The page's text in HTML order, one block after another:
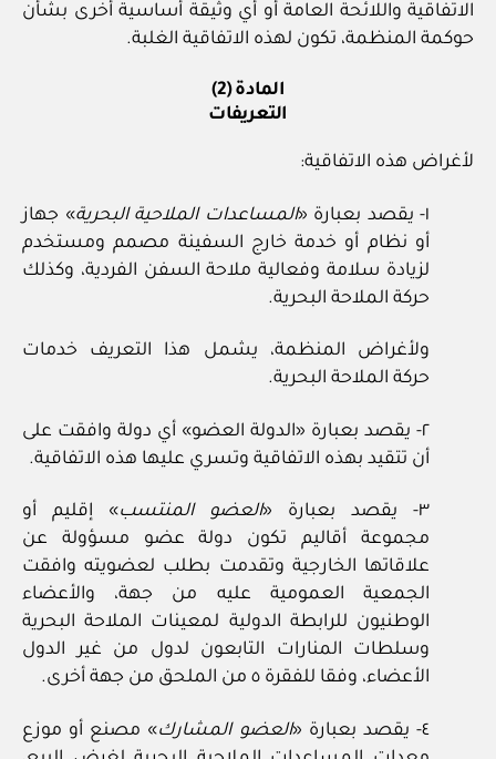
الاتفاقية واللائحة العامة أو أي وثيقة أساسية أخرى بشأن
حوكمة المنظمة، تكون لهذه الاتفاقية الغلبة.
المادة (2)
التعريفات
لأغراض هذه الاتفاقية:
١- يقصد بعبارة « المساعدات الملاحية البحرية» جهاز
أو نظام أو خدمة خارج السفينة مصمم ومستخدم
لزيادة سلامة وفعالية ملاحة السفن الفردية، وكذلك
حركة الملاحة البحرية.
ولأغراض المنظمة، يشمل هذا التعريف خدمات
حركة الملاحة البحرية.
٢- يقصد بعبارة «الدولة العضو» أي دولة وافقت على
أن تتقيد بهذه الاتفاقية وتسري عليها هذه الاتفاقية.
٣- يقصد بعبارة « العضو المنتسب» إقليم أو
مجموعة أقاليم تكون دولة عضو مسؤولة عن
علاقاتها الخارجية وتقدمت بطلب لعضويته وافقت
الجمعية العمومية عليه من جهة، والأعضاء
الوطنيون للرابطة الدولية لمعينات الملاحة البحرية
وسلطات المنارات التابعون لدول من غير الدول
الأعضاء، وفقا للفقرة ٥ من الملحق من جهة أخرى.
٤- يقصد بعبارة « العضو المشارك» مصنع أو موزع